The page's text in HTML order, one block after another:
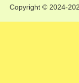
Copyright © 2024-